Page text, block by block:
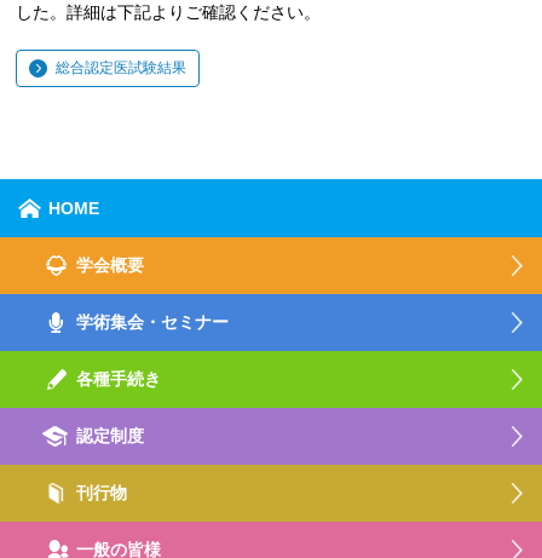
した。詳細は下記よりご確認ください。
総合認定医試験結果
HOME
学会概要
学術集会・セミナー
各種手続き
認定制度
刊行物
一般の皆様